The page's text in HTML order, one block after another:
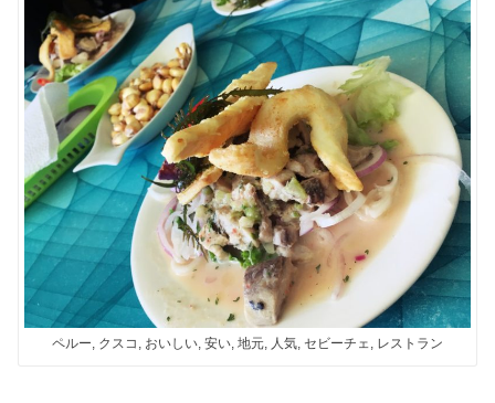
ペルー, クスコ, おいしい, 安い, 地元, 人気, セビーチェ, レストラン